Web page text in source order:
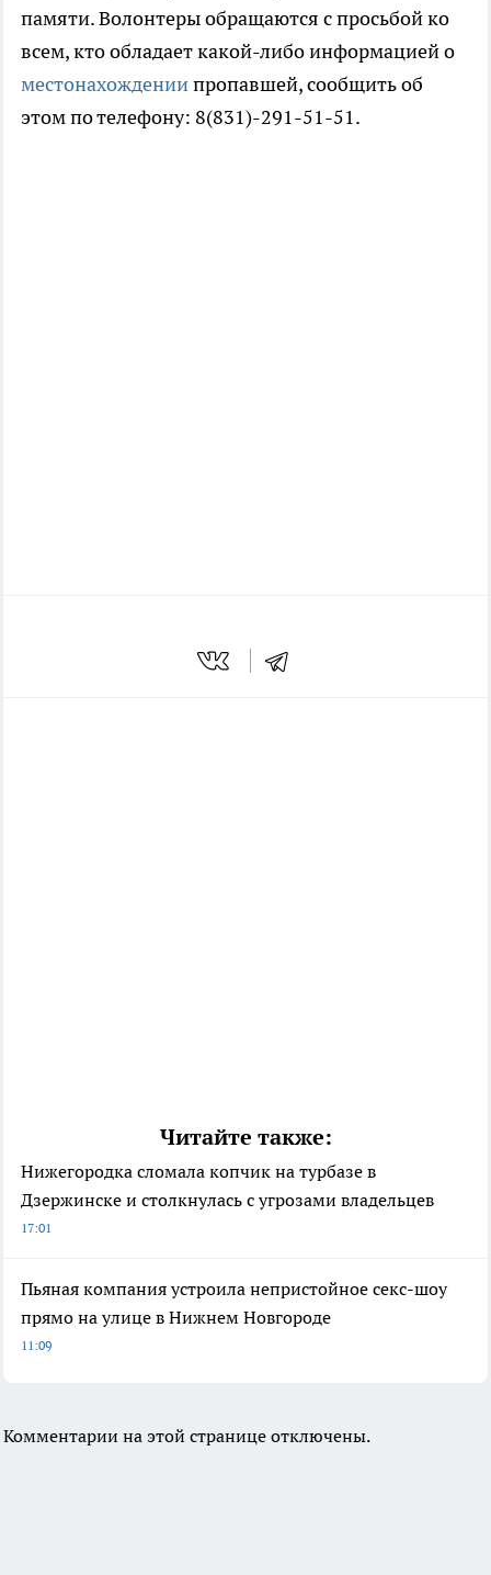
памяти. Волонтеры обращаются с просьбой ко
всем, кто обладает какой-либо информацией о
местонахождениипропавшей, сообщить об
этом по телефону: 8(831)-291-51-51.
Читайте также:
Нижегородка сломала копчик на турбазе в
Дзержинске и столкнулась с угрозами владельцев
17:01
Пьяная компания устроила непристойное секс-шоу
прямо на улице в Нижнем Новгороде
11:09
Комментарии на этой странице отключены.